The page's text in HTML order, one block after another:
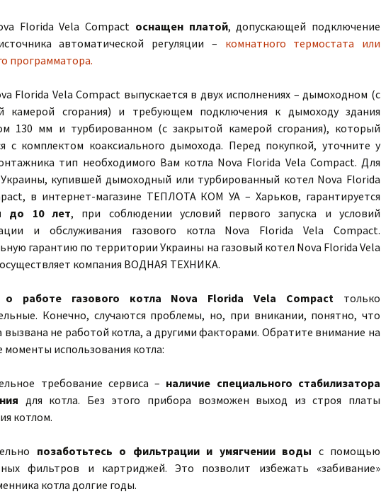
Florida Vela Compact оснащен платой, допускающей подключение
автоматической регуляции – комнатного термостата или
программатора.
Florida Vela Compact выпускается в двух исполнениях – дымоходном (с
камерой сгорания) и требующем подключения к дымоходу здания
130 мм и турбированном (с закрытой камерой сгорания), который
с комплектом коаксиального дымохода. Перед покупкой, уточните у
тип необходимого Вам котла Nova Florida Vela Compact. Для
купившей дымоходный или турбированный котел Nova Florida
в интернет-магазине ТЕПЛОТА КОМ УА – Харьков, гарантируется
до 10 лет, при соблюдении условий первого запуска и условий
и обслуживания газового котла Nova Florida Vela Compact.
гарантию по территории Украины на газовый котел Nova Florida Vela
компания ВОДНАЯ ТЕХНИКА.
работе газового котла Nova Florida Vela Compact только
Конечно, случаются проблемы, но, при вникании, понятно, что
вызвана не работой котла, а другими факторами. Обратите внимание на
моменты использования котла:
требование сервиса – наличие специального стабилизатора
для котла. Без этого прибора возможен выход из строя платы
котлом.
позаботьтесь о фильтрации и умягчении воды с помощью
фильтров и картриджей. Это позволит избежать «забивание»
котла долгие годы.